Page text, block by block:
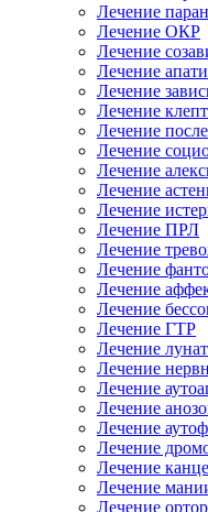
Лечение
Лечение ОКР
Лечение
Лечение
Лечение
Лечение
Лечение
Лечение
Лечение
Лечение
Лечение
Лечение ПРЛ
Лечение
Лечение
Лечение
Лечение
Лечение ГТР
Лечение
Лечение
Лечение
Лечение
Лечение
Лечение
Лечение
Лечение
Лечение